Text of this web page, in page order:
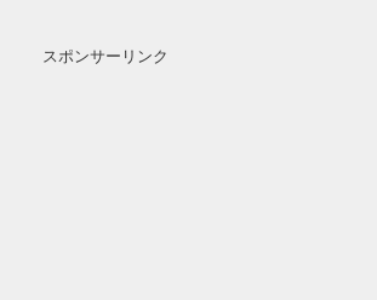
スポンサーリンク